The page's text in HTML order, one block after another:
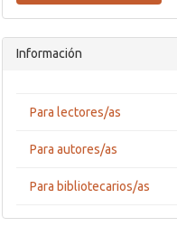
Información
Para lectores/as
Para autores/as
Para bibliotecarios/as